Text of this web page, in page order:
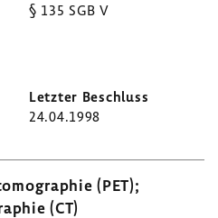
§ 135 SGB V
24.04.1998
(PET);
(CT)